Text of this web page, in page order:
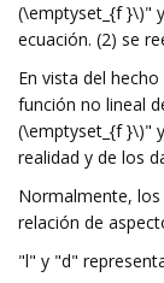
(\emptyset_{f }\)"
ecuación. (2) se
En vista del
función no lineal
(\emptyset_{f }\)"
realidad y de los
Normalmente,
relación de
"l" y "d"